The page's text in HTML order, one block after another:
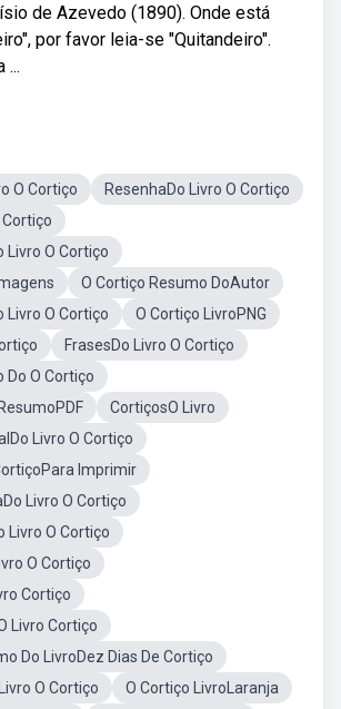
de Azevedo (1890). Onde está
por favor leia-se "Quitandeiro".
...
O Cortiço
ResenhaDo Livro O Cortiço
Cortiço
Livro O Cortiço
O Cortiço Resumo DoAutor
Livro O Cortiço
O Cortiço LivroPNG
FrasesDo Livro O Cortiço
Do O Cortiço
CortiçosO Livro
Livro O Cortiço
Imprimir
Livro O Cortiço
Livro O Cortiço
O Cortiço
Cortiço
Livro Cortiço
Do LivroDez Dias De Cortiço
O Cortiço
O Cortiço LivroLaranja